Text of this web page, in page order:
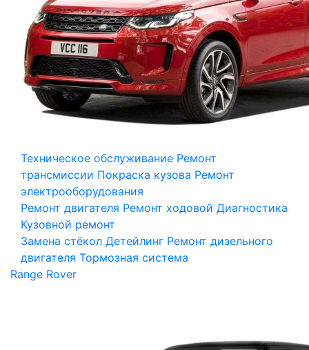
Техническое обслуживание Ремонт
трансмиссии Покраска кузова Ремонт
электрооборудования
Ремонт двигателя Ремонт ходовой Диагностика
Кузовной ремонт
Замена стёкол Детейлинг Ремонт дизельного
двигателя Тормозная система
Range Rover